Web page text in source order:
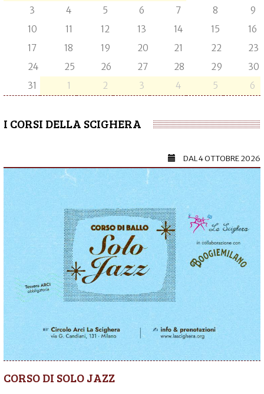
3
4 5 6 7 8
9
10
11 12 13 14 15
16
17
18 19 20 21 22
23
24
25 26 27 28 29
30
31
1 2 3 4 5 6
I CORSI DELLA SCIGHERA
DAL4 OTTOBRE 2026
CORSO DI SOLO JAZZ